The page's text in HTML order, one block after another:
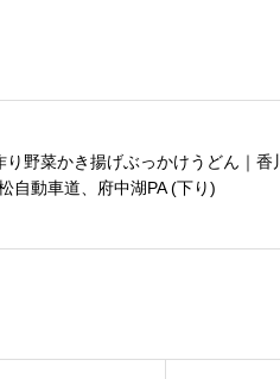
り野菜かき揚げぶっかけうどん｜香
自動車道、府中湖PA (下り)